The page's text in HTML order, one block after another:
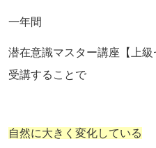
一年間
潜在意識マスター講座【上
受講することで
自然に大きく変化している